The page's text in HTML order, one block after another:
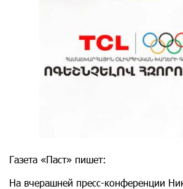
Газета «Паст» пишет:
На вчерашней пресс-конференции